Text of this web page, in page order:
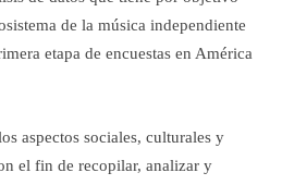
de la música independiente
etapa de encuestas en América
aspectos sociales, culturales y
el fin de recopilar, analizar y